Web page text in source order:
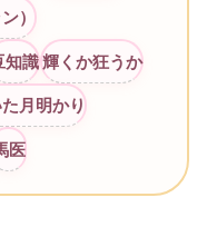
）
知識 輝くか狂うか
月明かり
医